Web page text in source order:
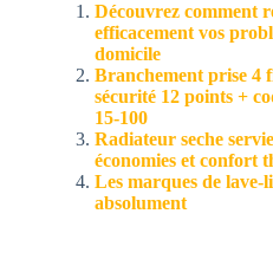
Découvrez comment
efficacement vos
domicile
Branchement prise 4
sécurité 12 points +
15-100
Radiateur seche
économies et confort
Les marques de lave-
absolument